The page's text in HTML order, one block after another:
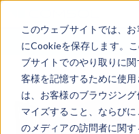
このウェブサイトでは、
にCookieを保存します。
ブサイトでのやり取りに
客様を記憶するために使
は、お客様のブラウジン
マイズすること、ならび
のメディアの訪問者に関